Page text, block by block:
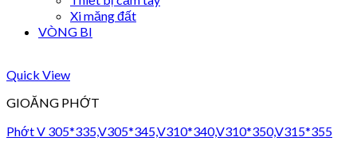
Xi măng đất
VÒNG BI
Quick View
GIOĂNG PHỚT
Phớt V 305*335,V305*345,V310*340,V310*350,V315*355